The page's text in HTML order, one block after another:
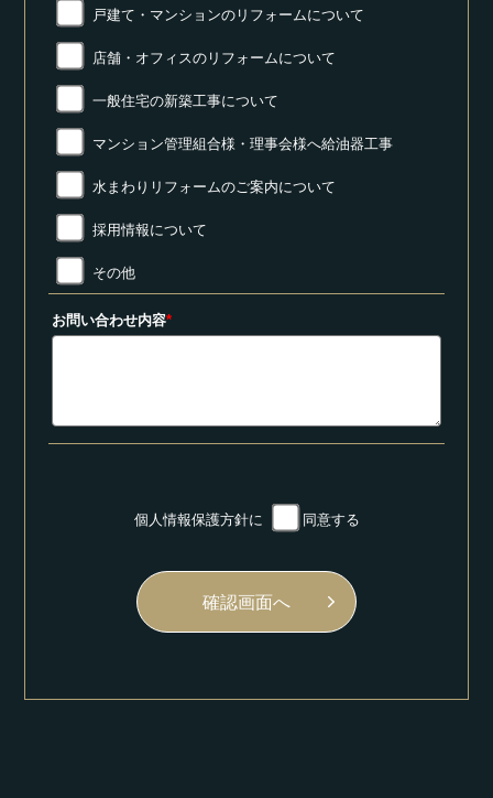
戸建て・マンションのリフォームについて
店舗・オフィスのリフォームについて
一般住宅の新築工事について
マンション管理組合様・理事会様へ給油器工事
水まわりリフォームのご案内について
採用情報について
その他
お問い合わせ内容*
個人情報保護方針に 同意する